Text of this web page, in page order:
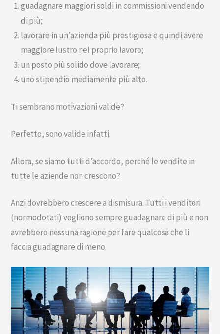
guadagnare maggiori soldi in commissioni vendendo
di più;
lavorare in un’azienda più prestigiosa e quindi avere
maggiore lustro nel proprio lavoro;
un posto più solido dove lavorare;
uno stipendio mediamente più alto.
Ti sembrano motivazioni valide?
Perfetto, sono valide infatti.
Allora, se siamo tutti d’accordo, perché le vendite in
tutte le aziende non crescono?
Anzi dovrebbero crescere a dismisura. Tutti i venditori
(normodotati) vogliono sempre guadagnare di più e non
avrebbero nessuna ragione per fare qualcosa che li
faccia guadagnare di meno.